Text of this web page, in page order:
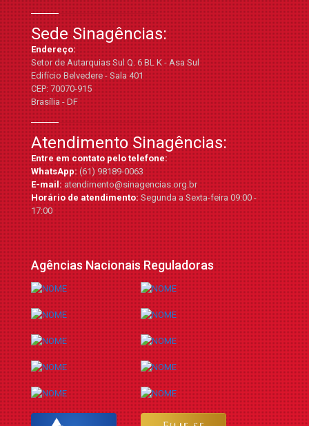
Sede Sinagências:
Endereço:
Setor de Autarquias Sul Q. 6 BL K - Asa Sul
Edifício Belvedere - Sala 401
CEP: 70070-915
Brasília - DF
Atendimento Sinagências:
Entre em contato pelo telefone:
WhatsApp:(61) 98189-0063
E-mail:atendimento@sinagencias.org.br
Horário de atendimento:Segunda a Sexta-feira 09:00 -
17:00
Agências Nacionais Reguladoras